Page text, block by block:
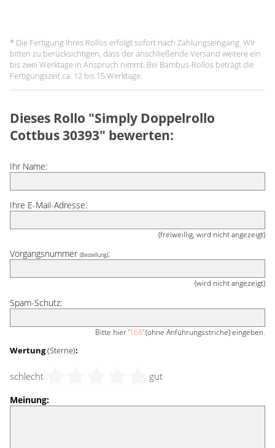
* Die Fertigung Ihres Rollos erfolgt sofort nach Zahlungseingang. Wir
bitten zu berücksichtigen, dass der anschließende Versand weitere ein
bis zwei Werktage in Anspruch nimmt. Bei Bambus-Rollos beträgt die
Fertigungszeit ca. 12 bis 15 Werktage.
Dieses Rollo "Simply Doppelrollo
Cottbus 30393" bewerten:
Ihr Name:
Ihre E-Mail-Adresse:
(freiweillig, wird nicht angezeigt)
Vorgangsnummer (Bestellung):
(wird nicht angezeigt)
Spam-Schutz:
Bitte hier '168' (ohne Anführungsstriche) eingeben.
Wertung(Sterne):
schlecht gut
Meinung: